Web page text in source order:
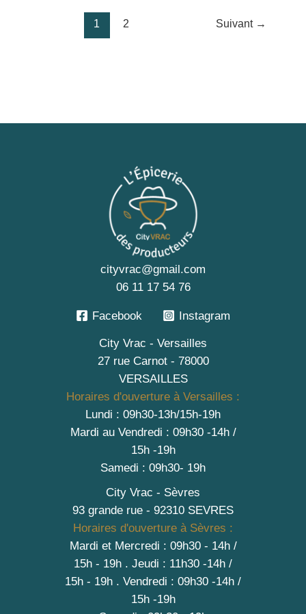
1 2 Suivant →
cityvrac@gmail.com
06 11 17 54 76
Facebook Instagram
City Vrac - Versailles
27 rue Carnot - 78000
VERSAILLES
Horaires d'ouverture à Versailles :
Lundi : 09h30-13h/15h-19h
Mardi au Vendredi : 09h30 -14h /
15h -19h
Samedi : 09h30- 19h
City Vrac - Sèvres
93 grande rue - 92310 SEVRES
Horaires d'ouverture à Sèvres :
Mardi et Mercredi : 09h30 - 14h /
15h - 19h . Jeudi : 11h30 -14h /
15h - 19h . Vendredi : 09h30 -14h /
15h -19h